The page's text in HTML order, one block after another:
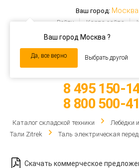
Ваш город: Москва
Ваш город Москва ?
Да, все верно Выбрать другой
Войти Карта сайта
navigation
8 495 150-
8 800 500-
Каталог складской техники Лебёдки
Тали Zitrek
Таль электрическая
Скачать коммерческое